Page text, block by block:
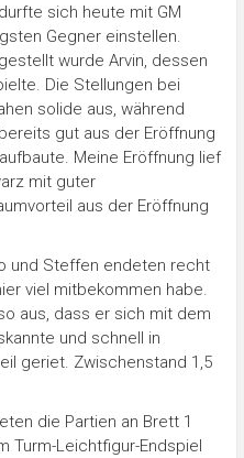
sich heute mit GM
Gegner einstellen.
wurde Arvin, dessen
Die Stellungen bei
solide aus, während
gut aus der Eröffnung
Meine Eröffnung lief
mit guter
aus der Eröffnung
und Steffen endeten recht
viel mitbekommen habe.
aus, dass er sich mit dem
und schnell in
geriet. Zwischenstand 1,5
die Partien an Brett 1
Turm-Leichtfigur-Endspiel